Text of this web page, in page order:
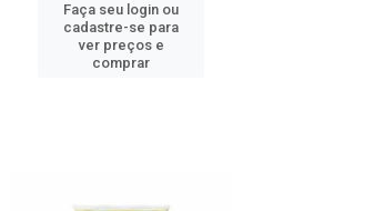
Faça seu login ou
cadastre-se para
ver preços e
comprar